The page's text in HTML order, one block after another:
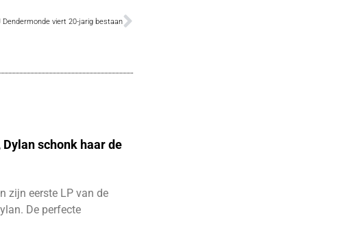
Dendermonde viert 20-jarig bestaan
schonk haar de
zijn eerste LP van de
De perfecte